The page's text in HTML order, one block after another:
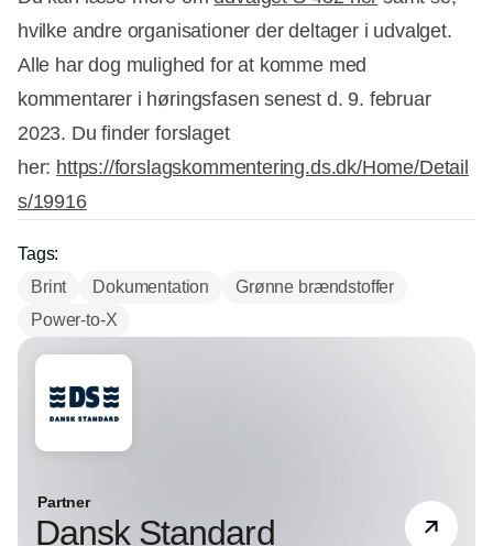
hvilke andre organisationer der deltager i udvalget.
Alle har dog mulighed for at komme med
kommentarer i høringsfasen senest d. 9. februar
2023. Du finder forslaget
her: https://forslagskommentering.ds.dk/Home/Detail
s/19916
Tags:
Brint
Dokumentation
Grønne brændstoffer
Power-to-X
Partner
Dansk Standard